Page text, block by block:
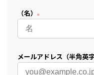
（名）
メールアドレス（半角英字